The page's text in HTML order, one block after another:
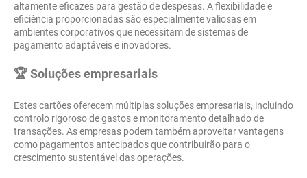
altamente eficazes para gestão de despesas. A flexibilidade e
eficiência proporcionadas são especialmente valiosas em
ambientes corporativos que necessitam de sistemas de
pagamento adaptáveis e inovadores.
🏆 Soluções empresariais
Estes cartões oferecem múltiplas soluções empresariais, incluindo
controlo rigoroso de gastos e monitoramento detalhado de
transações. As empresas podem também aproveitar vantagens
como pagamentos antecipados que contribuirão para o
crescimento sustentável das operações.